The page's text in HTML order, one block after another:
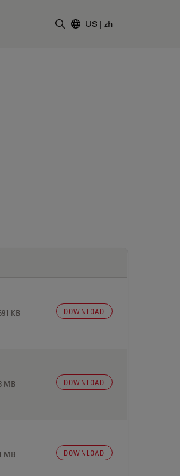
US | zh
KB DOWNLOAD
MB DOWNLOAD
MB DOWNLOAD